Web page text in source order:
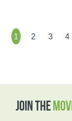
1 2 3 4
JOIN THE